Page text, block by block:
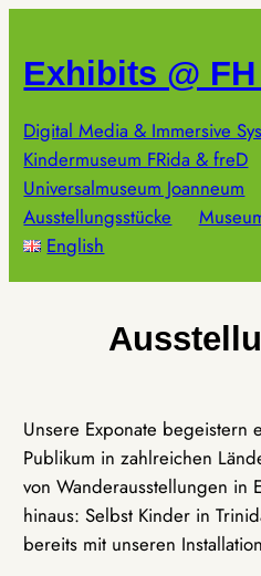
springen
Exhibits @
Digital Media & Immersive
Kindermuseum FRida & freD
Universalmuseum Joanneum
Ausstellungsstücke
English
Unsere Exponate begeistern
Publikum in zahlreichen
von Wanderausstellungen in
hinaus: Selbst Kinder in
bereits mit unseren